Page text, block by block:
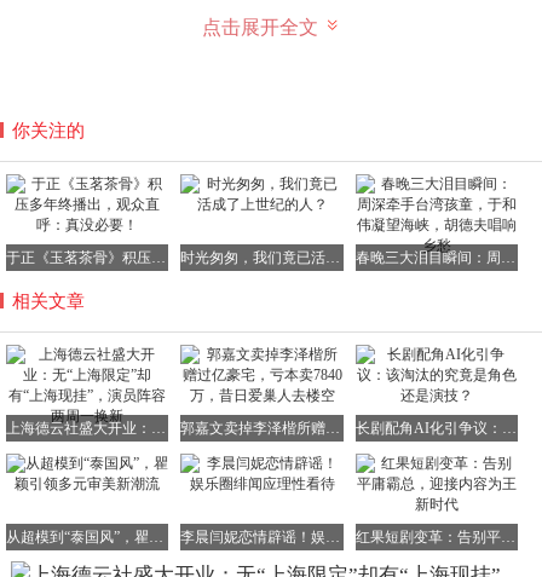
无“上海限定”，却有“上海现挂”
亮。他们的一举一动，都牵动着现场观众的心弦。
当被问及是否会为上海观众准备特别的“上海限定”节目时，
郭德纲用一个生动的比喻巧妙回应：“上海也有川菜，我们
就是把自认为不错的节目展现给上海朋友。”他强调，相声
的生命力在于其普适性与灵活性，而非专门为某个地域写一
段限定的专题。“我们的节目适合东西南北、男女老少观
看，只要你开心，我们的工作就完成了。”
于谦则进一步解释说，单独为一个地方写专题项目“生命力
太短”。虽然没有“上海限定”的剧本，但每场演出都会根据
现场情况有大量即兴发挥，也就是相声行话里的“现挂”。这
种即兴发挥，本身就是献给观众独一无二的“限定版”，让每
一场演出都充满新鲜感和惊喜。
“上海，我们不仅应该来，还得多开几家”
点击展开全文
你关注的
于正《玉茗茶骨》积压多年终播出，观众直呼：真没必要！ 时光匆匆，我们竟已活成了上世纪的人？ 春晚三大泪目瞬间：周深牵手台湾孩童，于和伟凝望海峡，胡德夫唱响乡愁
相关文章
上海德云社盛大开业：无“上海限定”却有“上海现挂”，演员阵容两周一换新 郭嘉文卖掉李泽楷所赠过亿豪宅，亏本卖7840万，昔日爱巢人去楼空 长剧配角AI化引争议：该淘汰的究竟是角色还是演技？
从超模到“泰国风”，瞿颖引领多元审美新潮流 李晨闫妮恋情辟谣！娱乐圈绯闻应理性看待 红果短剧变革：告别平庸霸总，迎接内容为王新时代